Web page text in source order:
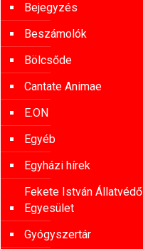
Bejegyzés
Beszámolók
Bölcsőde
Cantate Animae
E.ON
Egyéb
Egyházi hírek
Fekete István Állatvédő
Egyesület
Gyógyszertár